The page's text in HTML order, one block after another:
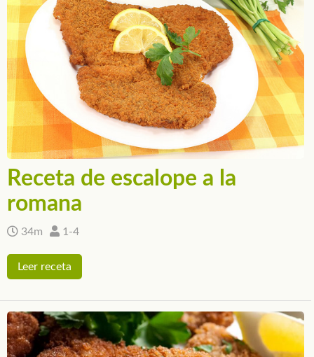
Receta de escalope a la
romana
34m 1-4
Leer receta